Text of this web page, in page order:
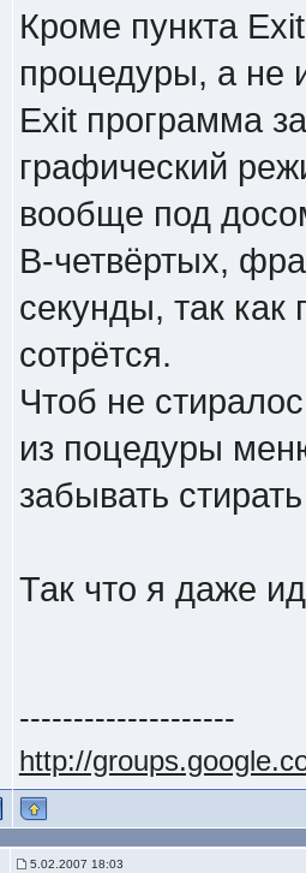
Кроме пункта
процедуры, а не
Exit программа
графический
вообще под
В-четвёртых,
секунды, так как
сотрётся.
Чтоб не
из поцедуры
забывать
Так что я даже
--------------------
http://
5.02.2007 18:03